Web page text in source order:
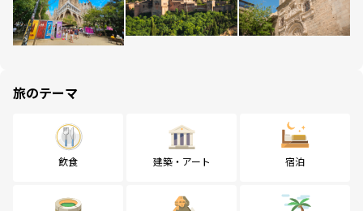
旅のテーマ
飲食 建築・アート 宿泊